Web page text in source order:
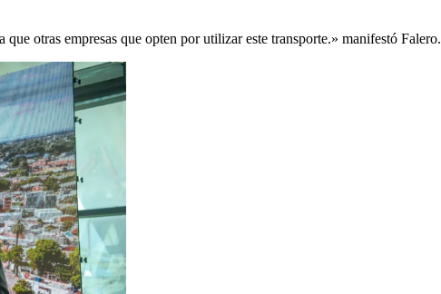
otras empresas que opten por utilizar este transporte.» manifestó Falero.